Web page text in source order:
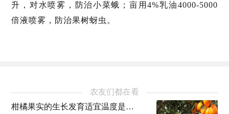
升，对水喷雾，防治小菜蛾；亩用4%乳油4000-5000
倍液喷雾，防治果树蚜虫。
农友们都在看
柑橘果实的生长发育适宜温度是 附种植方法和条件